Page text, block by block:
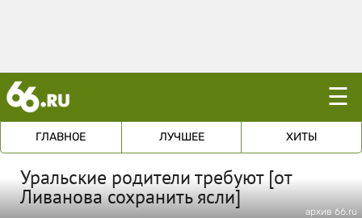
☰
ГЛАВНОЕ ЛУЧШЕЕ ХИТЫ
Уральские родители требуют [от
Ливанова сохранить ясли]
архив 66.ru